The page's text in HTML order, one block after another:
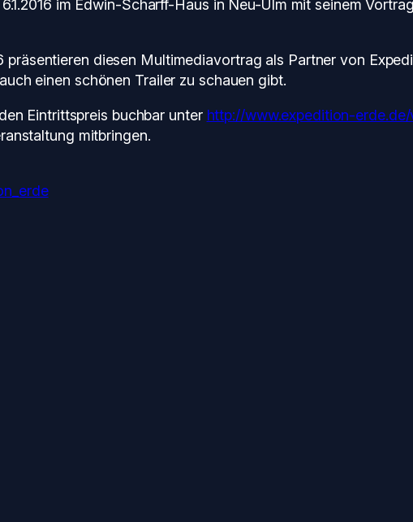
im Edwin-Scharff-Haus in Neu-Ulm mit seinem
präsentieren diesen Multimediavortrag als Partner von
einen schönen Trailer zu schauen gibt.
Eintrittspreis buchbar unter http://www.expedition-
mitbringen.